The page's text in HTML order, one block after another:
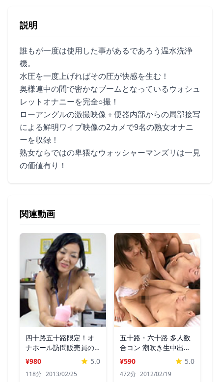
説明
誰もが一度は使用した事があるであろう温水洗浄
機。
水圧を一度上げればその圧が快感を生む！
奥様連中の間で密かなブームとなっているウォシュ
レットオナニーを完全○撮！
ローアングルの激撮映像＋便器内部からの局部接写
による鮮明ワイプ映像の2カメで9名の熟女オナニ
ーを収録！
熟女ならではの卑猥なウォッシャーマンズリは一見
の価値有り！
関連動画
四十路五十路限定！オ
ナホール訪問販売員の
おばさん
¥980 5.0
118分 2013/02/25
五十路・六十路 多人数
合コン 潮吹き生中出し
ベスト
¥590 5.0
472分 2012/02/19